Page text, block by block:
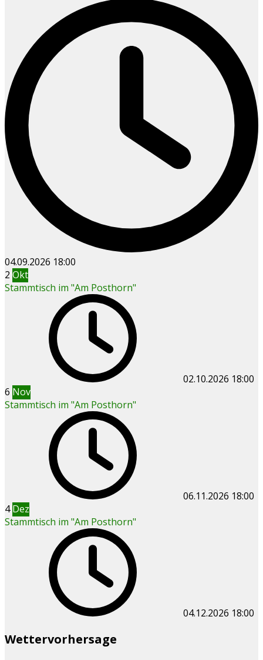
04.09.2026 18:00
2 Okt
Stammtisch im "Am Posthorn"
02.10.2026 18:00
6 Nov
Stammtisch im "Am Posthorn"
06.11.2026 18:00
4 Dez
Stammtisch im "Am Posthorn"
04.12.2026 18:00
Wettervorhersage